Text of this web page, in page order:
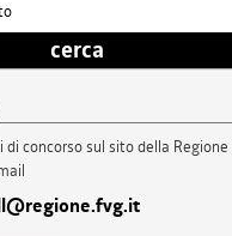
cerca
di concorso sul sito della